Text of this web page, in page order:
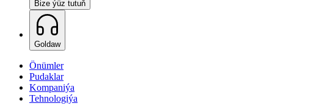
Bize ýüz tutuň
Goldaw
Önümler
Pudaklar
Kompaniýa
Tehnologiýa